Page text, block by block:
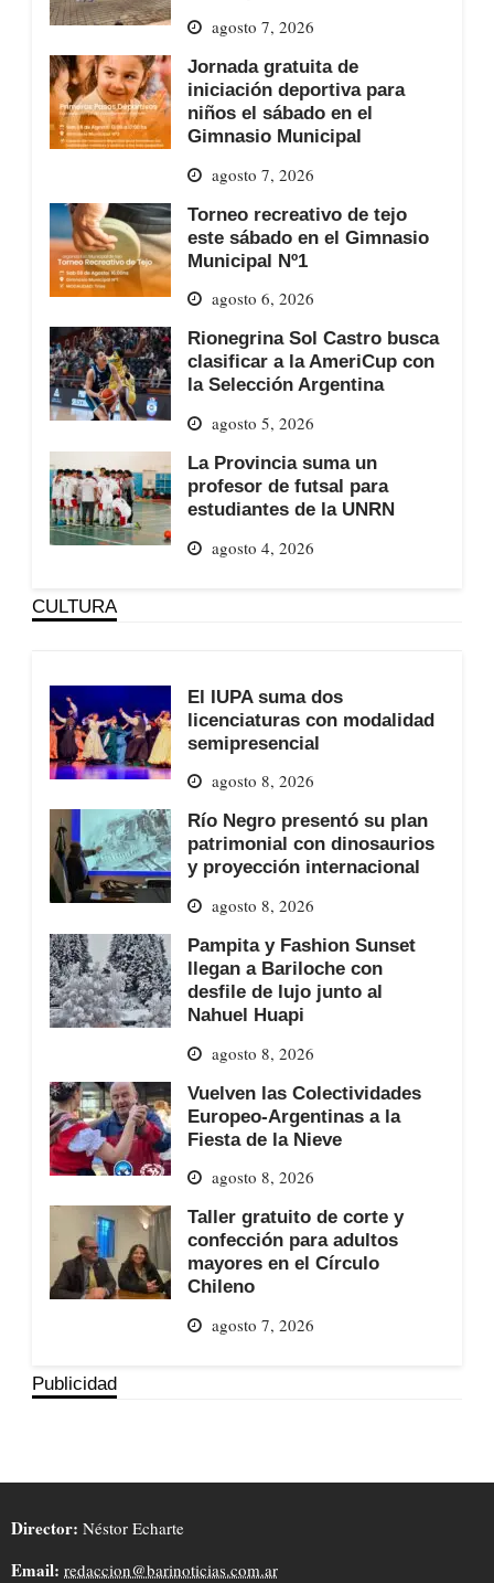
agosto 7, 2026
Jornada gratuita de
iniciación deportiva para
niños el sábado en el
Gimnasio Municipal
agosto 7, 2026
Torneo recreativo de tejo
este sábado en el Gimnasio
Municipal Nº1
agosto 6, 2026
Rionegrina Sol Castro busca
clasificar a la AmeriCup con
la Selección Argentina
agosto 5, 2026
La Provincia suma un
profesor de futsal para
estudiantes de la UNRN
agosto 4, 2026
CULTURA
El IUPA suma dos
licenciaturas con modalidad
semipresencial
agosto 8, 2026
Río Negro presentó su plan
patrimonial con dinosaurios
y proyección internacional
agosto 8, 2026
Pampita y Fashion Sunset
llegan a Bariloche con
desfile de lujo junto al
Nahuel Huapi
agosto 8, 2026
Vuelven las Colectividades
Europeo-Argentinas a la
Fiesta de la Nieve
agosto 8, 2026
Taller gratuito de corte y
confección para adultos
mayores en el Círculo
Chileno
agosto 7, 2026
Publicidad
Director: Néstor Echarte
Email: redaccion@barinoticias.com.ar